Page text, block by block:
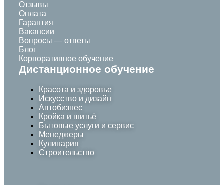
Отзывы
Оплата
Гарантия
Вакансии
Вопросы — ответы
Блог
Корпоративное обучение
Дистанционное обучение
Красота и здоровье
Искусство и дизайн
Автобизнес
Кройка и шитьё
Бытовые услуги и сервис
Менеджеры
Кулинария
Строительство